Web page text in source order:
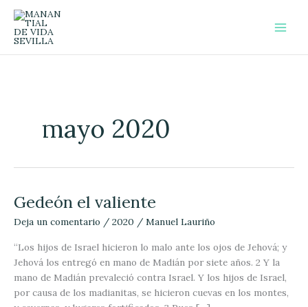
contenido
mayo 2020
Gedeón el valiente
Deja un comentario / 2020 / Manuel Lauriño
“Los hijos de Israel hicieron lo malo ante los ojos de Jehová; y
Jehová los entregó en mano de Madián por siete años. 2 Y la
mano de Madián prevaleció contra Israel. Y los hijos de Israel,
por causa de los madianitas, se hicieron cuevas en los montes,
Gedeón
valiente